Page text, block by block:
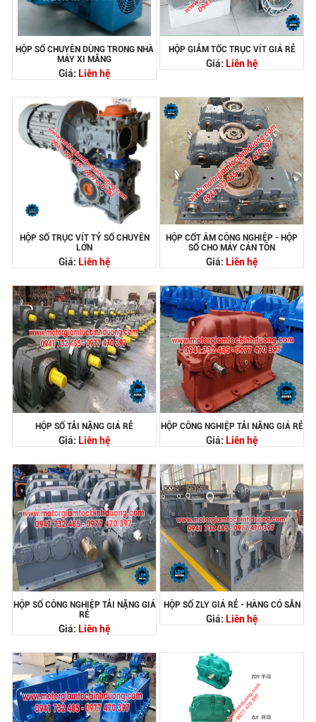
HỘP SỐ CHUYÊN DÙNG TRONG NHÀ
MÁY XI MĂNG
Giá: Liên hệ
HỘP GIẢM TỐC TRỤC VÍT GIÁ RẺ
Giá: Liên hệ
HỘP SỐ TRỤC VÍT TỶ SỐ CHUYÊN
LỚN
Giá: Liên hệ
HỘP CỐT ÂM CÔNG NGHIỆP - HỘP
SỐ CHO MÁY CÁN TÔN
Giá: Liên hệ
HỘP SỐ TẢI NẶNG GIÁ RẺ
Giá: Liên hệ
HỘP CÔNG NGHIỆP TẢI NẶNG GIÁ RẺ
Giá: Liên hệ
HỘP SỐ CÔNG NGHIỆP TẢI NẶNG GIÁ
RẺ
Giá: Liên hệ
HỘP SỐ ZLY GIÁ RẺ - HÀNG CÓ SẴN
Giá: Liên hệ